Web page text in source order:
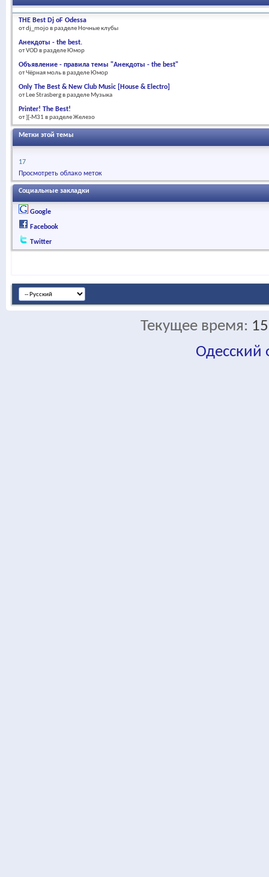
THE Best Dj oF Odessa
от dj_mojo в разделе Ночные клубы
Анекдоты - the best.
от VOD в разделе Юмор
Объявление - правила темы "Анекдоты - the best"
от Чёрная моль в разделе Юмор
Only The Best & New Club Music [House & Electro]
от Lee Strasberg в разделе Музыка
Printer! The Best!
от ][-M31 в разделе Железо
Метки этой темы
17
Просмотреть облако меток
Социальные закладки
Google
Facebook
Twitter
Текущее время:
Одесский